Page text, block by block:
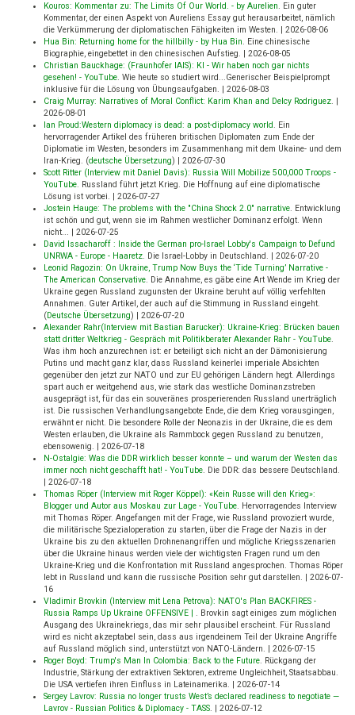
Kouros: Kommentar zu: The Limits Of Our World. - by Aurelien. Ein guter
Kommentar, der einen Aspekt von Aureliens Essay gut herausarbeitet, nämlich
die Verkümmerung der diplomatischen Fähigkeiten im Westen. | 2026-08-06
Hua Bin: Returning home for the hillbilly - by Hua Bin. Eine chinesische
Biographie, eingebettet in den chinesischen Aufstieg. | 2026-08-05
Christian Bauckhage: (Fraunhofer IAIS): KI - Wir haben noch gar nichts
gesehen! - YouTube. Wie heute so studiert wird...Generischer Beispielprompt
inklusive für die Lösung von Übungsaufgaben. | 2026-08-03
Craig Murray: Narratives of Moral Conflict: Karim Khan and Delcy Rodriguez. |
2026-08-01
Ian Proud:Western diplomacy is dead: a post-diplomacy world. Ein
hervorragender Artikel des früheren britischen Diplomaten zum Ende der
Diplomatie im Westen, besonders im Zusammenhang mit dem Ukaine- und dem
Iran-Krieg. (deutsche Übersetzung) | 2026-07-30
Scott Ritter (Interview mit Daniel Davis): Russia Will Mobilize 500,000 Troops -
YouTube. Russland führt jetzt Krieg. Die Hoffnung auf eine diplomatische
Lösung ist vorbei. | 2026-07-27
Jostein Hauge: The problems with the "China Shock 2.0" narrative. Entwicklung
ist schön und gut, wenn sie im Rahmen westlicher Dominanz erfolgt. Wenn
nicht... | 2026-07-25
David Issacharoff : Inside the German pro-Israel Lobby's Campaign to Defund
UNRWA - Europe - Haaretz. Die Israel-Lobby in Deutschland. | 2026-07-20
Leonid Ragozin: On Ukraine, Trump Now Buys the ‘Tide Turning’ Narrative -
The American Conservative. Die Annahme, es gäbe eine Art Wende im Krieg der
Ukraine gegen Russland zugunsten der Ukraine beruht auf völlig verfehlten
Annahmen. Guter Artikel, der auch auf die Stimmung in Russland eingeht.
(Deutsche Übersetzung) | 2026-07-20
Alexander Rahr(Interview mit Bastian Barucker): Ukraine-Krieg: Brücken bauen
statt dritter Weltkrieg - Gespräch mit Politikberater Alexander Rahr - YouTube.
Was ihm hoch anzurechnen ist: er beteiligt sich nicht an der Dämonisierung
Putins und macht ganz klar, dass Russland keinerlei imperiale Absichten
gegenüber den jetzt zur NATO und zur EU gehörigen Ländern hegt. Allerdings
spart auch er weitgehend aus, wie stark das westliche Dominanzstreben
ausgeprägt ist, für das ein souveränes prosperierenden Russland unerträglich
ist. Die russischen Verhandlungsangebote Ende, die dem Krieg vorausgingen,
erwähnt er nicht. Die besondere Rolle der Neonazis in der Ukraine, die es dem
Westen erlauben, die Ukraine als Rammbock gegen Russland zu benutzen,
ebensowenig. | 2026-07-18
N-Ostalgie: Was die DDR wirklich besser konnte – und warum der Westen das
immer noch nicht geschafft hat! - YouTube. Die DDR: das bessere Deutschland.
| 2026-07-18
Thomas Röper (Interview mit Roger Köppel): «Kein Russe will den Krieg»:
Blogger und Autor aus Moskau zur Lage - YouTube. Hervorragendes Interview
mit Thomas Röper. Angefangen mit der Frage, wie Russland provoziert wurde,
die militärische Spezialoperation zu starten, über die Frage der Nazis in der
Ukraine bis zu den aktuellen Drohnenangriffen und mögliche Kriegsszenarien
über die Ukraine hinaus werden viele der wichtigsten Fragen rund um den
Ukraine-Krieg und die Konfrontation mit Russland angesprochen. Thomas Röper
lebt in Russland und kann die russische Position sehr gut darstellen. | 2026-07-
16
Vladimir Brovkin (Interview mit Lena Petrova): NATO's Plan BACKFIRES -
Russia Ramps Up Ukraine OFFENSIVE | . Brovkin sagt einiges zum möglichen
Ausgang des Ukrainekriegs, das mir sehr plausibel erscheint. Für Russland
wird es nicht akzeptabel sein, dass aus irgendeinem Teil der Ukraine Angriffe
auf Russland möglich sind, unterstützt von NATO-Ländern. | 2026-07-15
Roger Boyd: Trump's Man In Colombia: Back to the Future. Rückgang der
Industrie, Stärkung der extraktiven Sektoren, extreme Ungleichheit, Staatsabbau.
Die USA vertiefen ihren Einfluss in Lateinamerika. | 2026-07-14
Sergey Lavrov: Russia no longer trusts West’s declared readiness to negotiate —
Lavrov - Russian Politics & Diplomacy - TASS. | 2026-07-12